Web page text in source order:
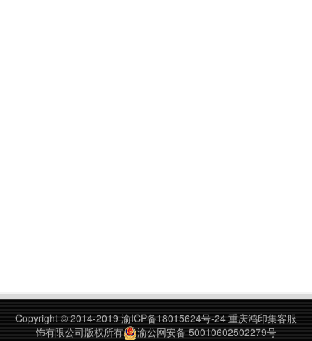
Copyright © 2014-2019 渝ICP备18015624号-24 重庆鸿印集客服
饰有限公司版权所有
渝公网安备 50010602502279号